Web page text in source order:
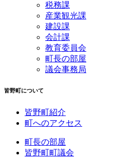
税務課
産業観光課
建設課
会計課
教育委員会
町長の部屋
議会事務局
皆野町について
皆野町紹介
町へのアクセス
町長の部屋
皆野町町議会